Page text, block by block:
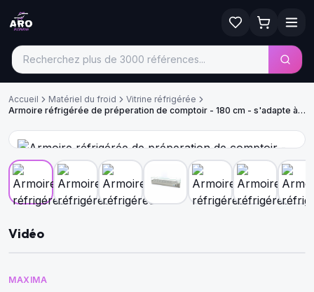
Accueil Matériel du froid
Vitrine réfrigérée
Armoire réfrigérée de préperation de comptoir - 180 cm - s'adapte à 8
Vidéo
MAXIMA